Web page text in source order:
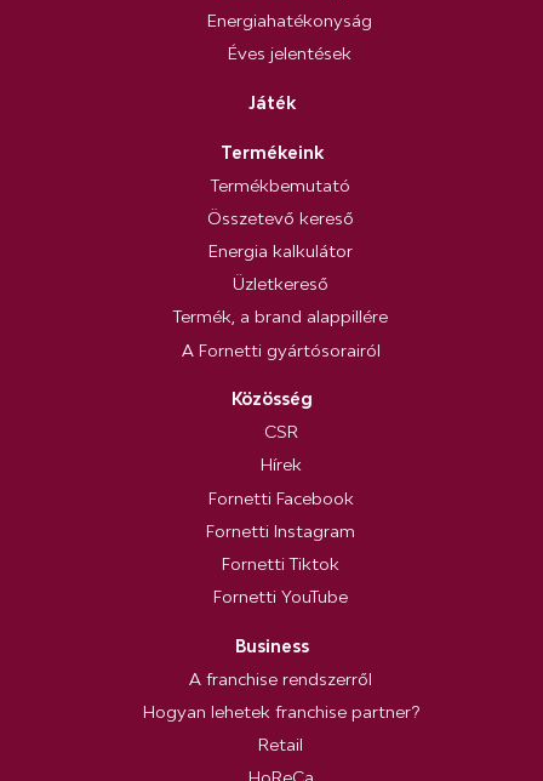
Energiahatékonyság
Éves jelentések
Játék
Termékeink
Termékbemutató
Összetevő kereső
Energia kalkulátor
Üzletkereső
Termék, a brand alappillére
A Fornetti gyártósorairól
Közösség
CSR
Hírek
Fornetti Facebook
Fornetti Instagram
Fornetti Tiktok
Fornetti YouTube
Business
A franchise rendszerről
Hogyan lehetek franchise partner?
Retail